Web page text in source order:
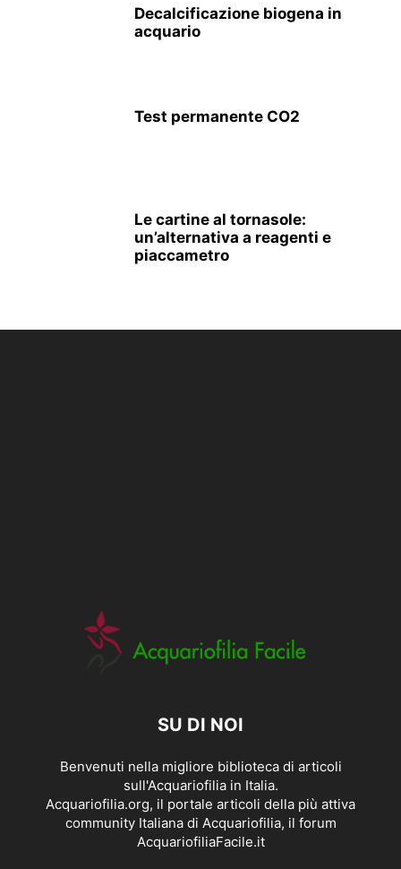
Decalcificazione biogena in
acquario
Test permanente CO2
Le cartine al tornasole:
un’alternativa a reagenti e
piaccametro
SU DI NOI
Benvenuti nella migliore biblioteca di articoli
sull'Acquariofilia in Italia.
Acquariofilia.org, il portale articoli della più attiva
community Italiana di Acquariofilia, il forum
AcquariofiliaFacile.it